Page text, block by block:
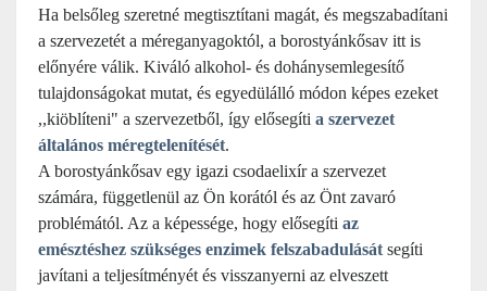
Ha belsőleg szeretné megtisztítani magát, és megszabadítani
a szervezetét a méreganyagoktól, a borostyánkősav itt is
előnyére válik. Kiváló alkohol- és dohánysemlegesítő
tulajdonságokat mutat, és egyedülálló módon képes ezeket
,,kiöblíteni" a szervezetből, így elősegíti a szervezet
általános méregtelenítését.
A borostyánkősav egy igazi csodaelixír a szervezet
számára, függetlenül az Ön korától és az Önt zavaró
problémától. Az a képessége, hogy elősegíti az
emésztéshez szükséges enzimek felszabadulását segíti
javítani a teljesítményét és visszanyerni az elveszett